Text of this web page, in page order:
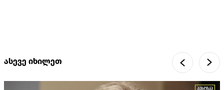
ასევე იხილეთ